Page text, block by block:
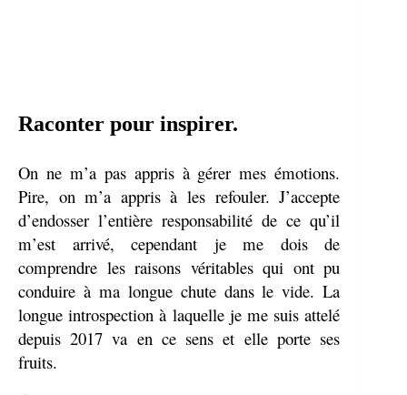
Raconter pour inspirer.
On ne m’a pas appris à gérer mes émotions.
Pire, on m’a appris à les refouler. J’accepte
d’endosser l’entière responsabilité de ce qu’il
m’est arrivé, cependant je me dois de
comprendre les raisons véritables qui ont pu
conduire à ma longue chute dans le vide. La
longue introspection à laquelle je me suis attelé
depuis 2017 va en ce sens et elle porte ses
fruits.